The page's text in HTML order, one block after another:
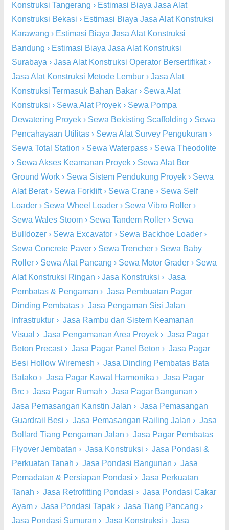
Konstruksi Tangerang › Estimasi Biaya Jasa Alat
Konstruksi Bekasi › Estimasi Biaya Jasa Alat Konstruksi
Karawang › Estimasi Biaya Jasa Alat Konstruksi
Bandung › Estimasi Biaya Jasa Alat Konstruksi
Surabaya › Jasa Alat Konstruksi Operator Bersertifikat›
Jasa Alat Konstruksi Metode Lembur › Jasa Alat
Konstruksi Termasuk Bahan Bakar › Sewa Alat
Konstruksi › Sewa Alat Proyek › Sewa Pompa
Dewatering Proyek › Sewa Bekisting Scaffolding › Sewa
Pencahayaan Utilitas › Sewa Alat Survey Pengukuran ›
Sewa Total Station › Sewa Waterpass › Sewa Theodolite
› Sewa Akses Keamanan Proyek › Sewa Alat Bor
Ground Work › Sewa Sistem Pendukung Proyek › Sewa
Alat Berat› Sewa Forklift› Sewa Crane › Sewa Self
Loader › Sewa Wheel Loader › Sewa Vibro Roller ›
Sewa Wales Stoom › Sewa Tandem Roller › Sewa
Bulldozer › Sewa Excavator › Sewa Backhoe Loader ›
Sewa Concrete Paver › Sewa Trencher › Sewa Baby
Roller › Sewa Alat Pancang › Sewa Motor Grader › Sewa
Alat Konstruksi Ringan › Jasa Konstruksi › Jasa
Pembatas & Pengaman › Jasa Pembuatan Pagar
Dinding Pembatas › Jasa Pengaman Sisi Jalan
Infrastruktur › Jasa Rambu dan Sistem Keamanan
Visual › Jasa Pengamanan Area Proyek › Jasa Pagar
Beton Precast› Jasa Pagar Panel Beton › Jasa Pagar
Besi Hollow Wiremesh › Jasa Dinding Pembatas Bata
Batako › Jasa Pagar Kawat Harmonika › Jasa Pagar
Brc › Jasa Pagar Rumah › Jasa Pagar Bangunan ›
Jasa Pemasangan Kanstin Jalan › Jasa Pemasangan
Guardrail Besi › Jasa Pemasangan Railing Jalan › Jasa
Bollard Tiang Pengaman Jalan › Jasa Pagar Pembatas
Flyover Jembatan › Jasa Konstruksi › Jasa Pondasi &
Perkuatan Tanah › Jasa Pondasi Bangunan › Jasa
Pemadatan & Persiapan Pondasi › Jasa Perkuatan
Tanah › Jasa Retrofitting Pondasi › Jasa Pondasi Cakar
Ayam › Jasa Pondasi Tapak › Jasa Tiang Pancang ›
Jasa Pondasi Sumuran › Jasa Konstruksi › Jasa